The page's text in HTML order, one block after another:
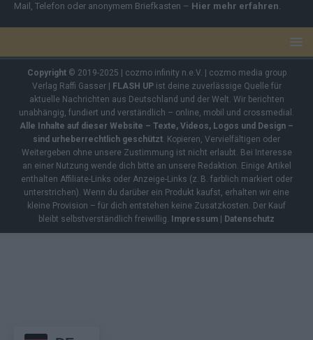
Mail, Telefon oder anonymem Briefkasten – Hier mehr erfahren.
Copyright© 2019-2025 | cozmo infinity n.e.V. | cozmo media group
Verlag Raffi Gasser |
FLASH UPist deine zuverlässige Quelle für
aktuelle Nachrichten aus Deutschland und der Welt. Wir berichten
unabhängig, fundiert und verständlich – online, mobil und crossmedial.
Alle Inhalte auf dieser Website – Texte, Videos, Logos und Design –
sind urheberrechtlich geschützt. Kopieren, Vervielfältigen oder
Weitergeben ohne unsere Zustimmung ist nicht erlaubt. Bei Interesse
an einer Nutzung wende dich bitte an unsere Redaktion. Einige Artikel
enthalten Affiliate-Links oder Anzeige-Links (z. B. farblich markiert oder
unterstrichen). Wenn du darüber ein Produkt kaufst, erhalten wir eine
kleine Provision – für dich entstehen keine Zusatzkosten. Der Kauf
bleibt selbstverständlich freiwillig.
Impressum Datenschutz